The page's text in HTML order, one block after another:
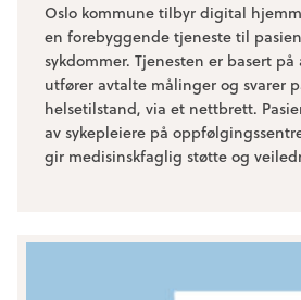
Oslo kommune tilbyr digital
en forebyggende tjeneste til
sykdommer. Tjenesten er basert
utfører avtalte målinger og svarer
helsetilstand, via et nettbrett.
av sykepleiere på
gir medisinskfaglig støtte og